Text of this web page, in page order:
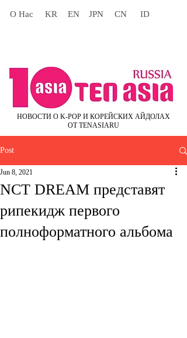
О Нас KR EN JPN CN ID
НОВОСТИ О K-POP И КОРЕЙСКИХ АЙДОЛАХ
ОТ TENASIARU
Post
NCT DREAM представят
рипекидж первого
полноформатного альбома
Jun 8, 2021